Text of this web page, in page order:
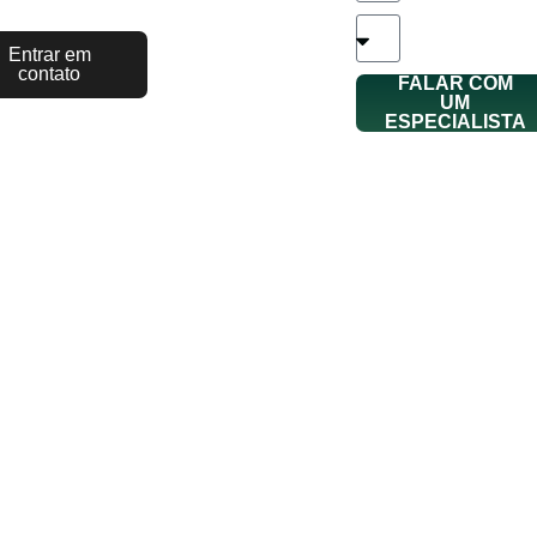
Entrar em
contato
FALAR COM
UM
ESPECIALISTA